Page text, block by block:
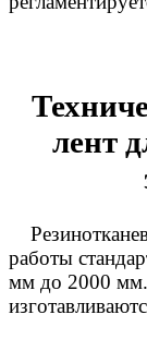
лент
работы
мм до 2000